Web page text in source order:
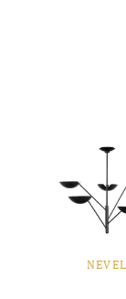
NEVEL